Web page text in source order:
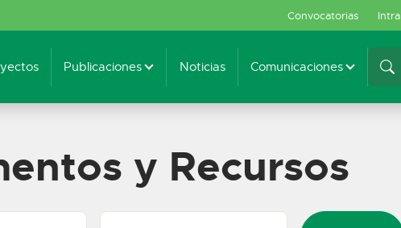
Convocatorias
Publicaciones Noticias Comunicaciones
y Recursos